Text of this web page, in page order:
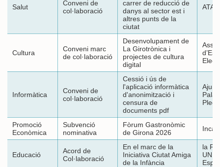
Salut
Conveni de
col·laboració
carrer de reducció de
danys al sector est i
altres punts de la
ciutat
Cultura
Conveni marc
de col·laboració
Desenvolupament de
La Girotrònica i
projectes de cultura
digital
Informàtica
Conveni de
col·laboració
Cessió i ús de
l'aplicació informàtica
d'anonimització i
censura de
documents pdf
Promoció
Econòmica
Subvenció
nominativa
Fòrum Gastronòmic
de Girona 2026
Educació
Acord de
Col·laboració
En el marc de la
Iniciativa Ciutat Amiga
de la Infància
la